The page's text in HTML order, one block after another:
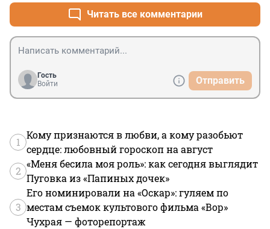
Читать все комментарии
Гость
Войти
Отправить
1
Кому признаются в любви, а кому разобьют
сердце: любовный гороскоп на август
2
«Меня бесила моя роль»: как сегодня выглядит
Пуговка из «Папиных дочек»
3
Его номинировали на «Оскар»: гуляем по
местам съемок культового фильма «Вор»
Чухрая — фоторепортаж